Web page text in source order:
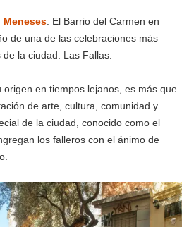
Meneses . El Barrio del Carmen en
de una de las celebraciones más
la ciudad: Las Fallas.
origen en tiempos lejanos, es más que
de arte, cultura, comunidad y
de la ciudad, conocido como el
los falleros con el ánimo de